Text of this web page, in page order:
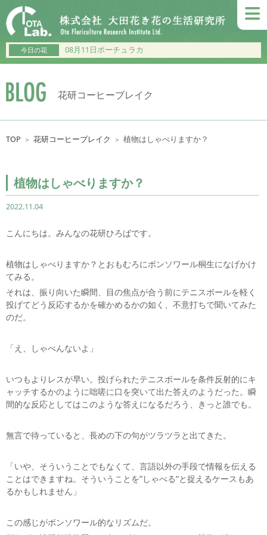
≡
今日の花 08月11日ポーチュラカ
花研コーヒーブレイク
TOP ＞ 花研コーヒーブレイク ＞ 植物はしゃべりますか？
植物はしゃべりますか？
2022.11.04
こんにちは。みんなの花研ひろばです。
植物はしゃべりますか？とおもむろにボンソワール桐生になげかけ
てみる。
それは、振り向いた瞬間、目の焦点が合う前にテニスボールを軽く
投げてどう反応するかを確かめるかの如く、不意打ちで聞いてみた
のだ。
「え、しゃべんないよ」
いつもよりレスが早い。投げられたテニスボールを条件反射的にキ
ャッチするかのように咄嗟に口を突いて出た答えのようだった。瞬
間的な反応としてはこのような答えになるだろう、きっと誰でも。
無言で待っていると、長めの下の句がツラツラと出てきた。
「いや、そういうことでもなくて、言語以外の手段で情報を伝える
ことはできますね。そういうことを”しゃべる”と捉えるケースもあ
るかもしれません」
この感じがボンソワール的なリズムだ。